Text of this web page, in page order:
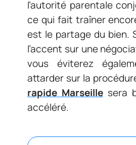
l’autorité parentale
ce qui fait traîner
est le partage du bien.
l’accent sur une
vous éviterez
attarder sur la
rapide Marseille sera
accéléré.